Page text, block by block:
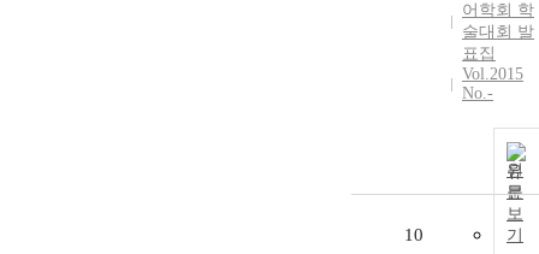
어학회 학
술대회 발
표집
Vol.2015
No.-
원
문
보
기
10